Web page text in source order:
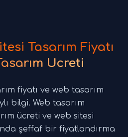
Tasarım Fiyatı
Ücreti
fiyatı ve web tasarım
bilgi. Web tasarım
ücreti ve web sitesi
şeffaf bir fiyatlandırma